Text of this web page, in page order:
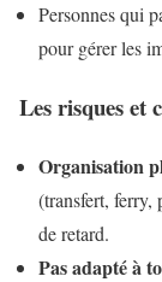
Personnes qui
pour gérer les
Les risques et
Organisation
(transfert, ferry,
de retard.
Pas adapté à